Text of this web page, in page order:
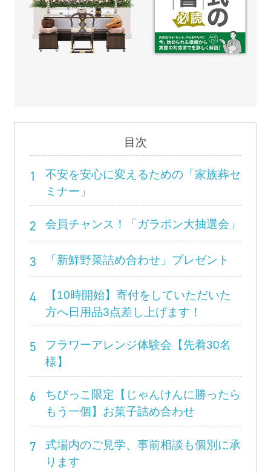
目次
1
不安を安心に変えるための「家族葬セ
ミナー」
2 会員チャンス！「ガラポン大抽選会」
3 「新鮮野菜詰め合わせ」プレゼント
4
【10時開始】寄付をしていただいた
方へ日用品3点差し上げます！
5
フラワーアレンジ体験会【先着30名
様】
6
ちびっこ限定【じゃんけんに勝ったら
もう一個】お菓子詰め合わせ
7
式場内のご見学、事前相談も個別に承
ります